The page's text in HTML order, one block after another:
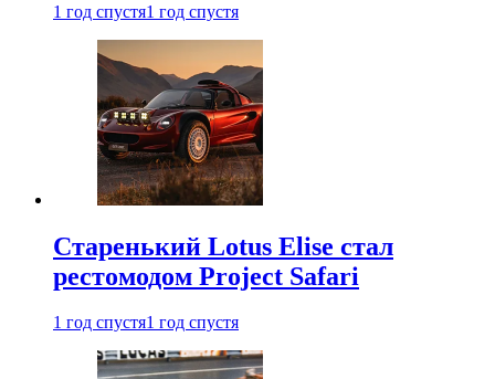
1 год спустя1 год спустя
Старенький Lotus Elise стал
рестомодом Project Safari
1 год спустя1 год спустя